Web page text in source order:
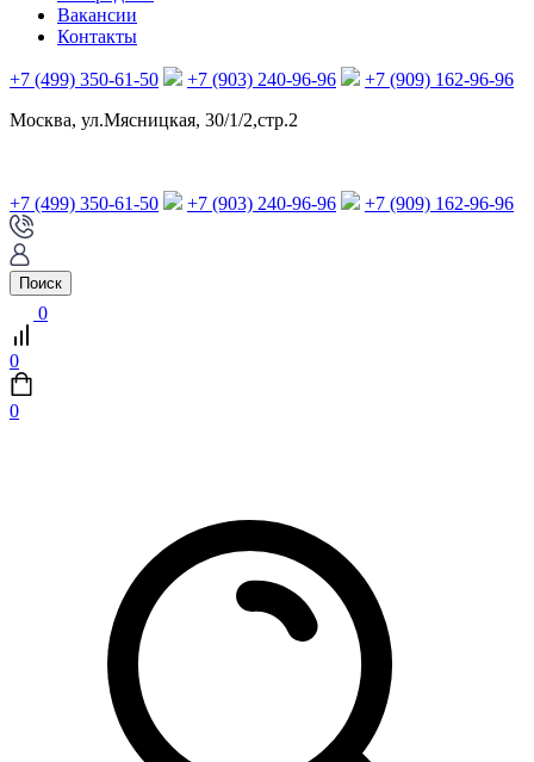
Вакансии
Контакты
+7 (499) 350-61-50 +7 (903) 240-96-96
+7 (909) 162-96-96
Москва, ул.Мясницкая, 30/1/2,стр.2
+7 (499) 350-61-50 +7 (903) 240-96-96 +7 (909) 162-96-96
Поиск
0
0
0